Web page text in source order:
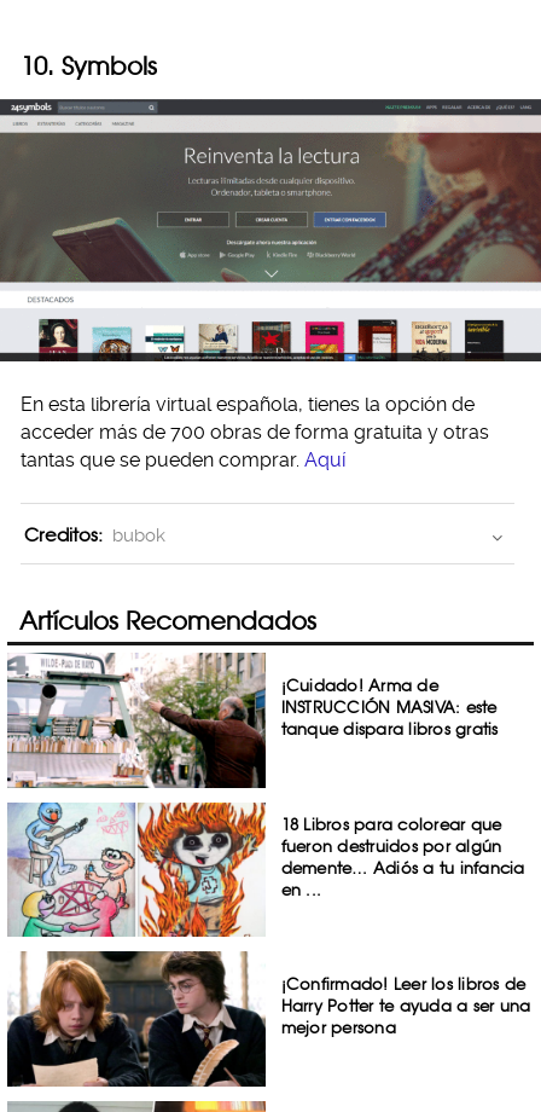
10. Symbols
En esta librería virtual española, tienes la opción de
acceder más de 700 obras de forma gratuita y otras
tantas que se pueden comprar. Aquí
Creditos: bubok
Artículos Recomendados
¡Cuidado! Arma de
INSTRUCCIÓN MASIVA: este
tanque dispara libros gratis
18 Libros para colorear que
fueron destruidos por algún
demente… Adiós a tu infancia
en ...
¡Confirmado! Leer los libros de
Harry Potter te ayuda a ser una
mejor persona